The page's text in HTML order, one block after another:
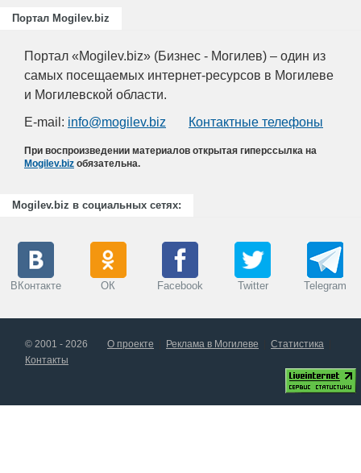
Портал Mogilev.biz
Портал «Mogilev.biz» (Бизнес - Могилев) – один из
самых посещаемых интернет-ресурсов в Могилеве
и Могилевской области.
E-mail: info@mogilev.biz Контактные телефоны
При воспроизведении материалов открытая гиперссылка на
Mogilev.biz обязательна.
Mogilev.biz в социальных сетях:
ВКонтакте ОК Facebook Twitter Telegram
© 2001 - 2026 О проекте Реклама в Могилеве
Статистика
Контакты